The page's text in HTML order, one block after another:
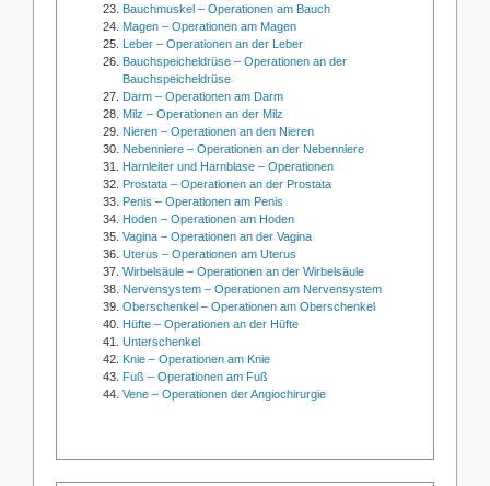
Bauchmuskel – Operationen am Bauch
Magen – Operationen am Magen
Leber – Operationen an der Leber
Bauchspeicheldrüse – Operationen an der
Bauchspeicheldrüse
Darm – Operationen am Darm
Milz – Operationen an der Milz
Nieren – Operationen an den Nieren
Nebenniere – Operationen an der Nebenniere
Harnleiter und Harnblase – Operationen
Prostata – Operationen an der Prostata
Penis – Operationen am Penis
Hoden – Operationen am Hoden
Vagina – Operationen an der Vagina
Uterus – Operationen am Uterus
Wirbelsäule – Operationen an der Wirbelsäule
Nervensystem – Operationen am Nervensystem
Oberschenkel – Operationen am Oberschenkel
Hüfte – Operationen an der Hüfte
Unterschenkel
Knie – Operationen am Knie
Fuß – Operationen am Fuß
Vene – Operationen der Angiochirurgie